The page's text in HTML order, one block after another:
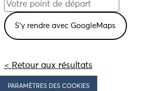
< Retour aux résultats
PARAMÈTRES DES COOKIES